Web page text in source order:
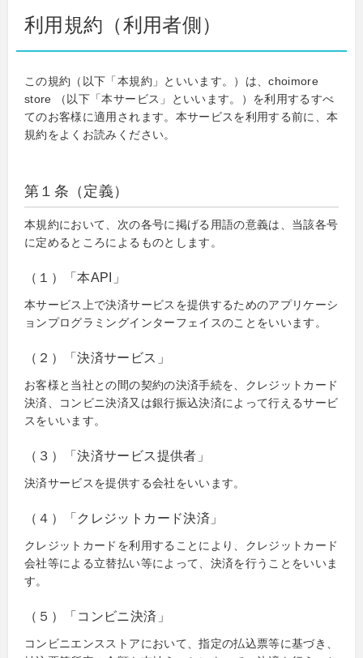
利用規約（利用者側）
この規約（以下「本規約」といいます。）は、choimore
store （以下「本サービス」といいます。）を利用するすべ
てのお客様に適用されます。本サービスを利用する前に、本
規約をよくお読みください。
第１条（定義）
本規約において、次の各号に掲げる用語の意義は、当該各号
に定めるところによるものとします。
（１）「本API」
本サービス上で決済サービスを提供するためのアプリケーシ
ョンプログラミングインターフェイスのことをいいます。
（２）「決済サービス」
お客様と当社との間の契約の決済手続を、クレジットカード
決済、コンビニ決済又は銀行振込決済によって行えるサービ
スをいいます。
（３）「決済サービス提供者」
決済サービスを提供する会社をいいます。
（４）「クレジットカード決済」
クレジットカードを利用することにより、クレジットカード
会社等による立替払い等によって、決済を行うことをいいま
す。
（５）「コンビニ決済」
コンビニエンスストアにおいて、指定の払込票等に基づき、